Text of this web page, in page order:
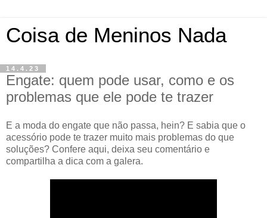
Coisa de Meninos Nada
14.4.23
Engate: quem pode usar, como e os
problemas que ele pode te trazer
E a moda do engate que não passa, hein? E sabia que o
acessório pode te trazer muito mais problemas do que
soluções? Confere aqui, deixa seu comentário e
compartilha a dica com a galera.